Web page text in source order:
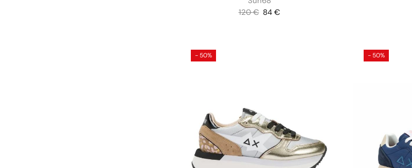
120€ 84 €
- 50% - 50%